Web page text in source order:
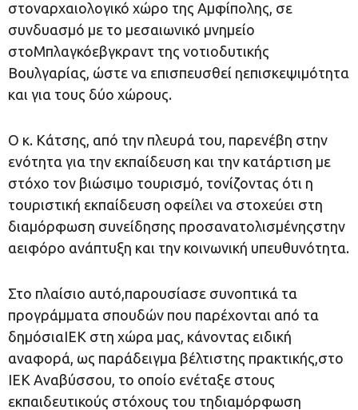
στοναρχαιολογικό χώρο της Αμφίπολης, σε
συνδυασμό με το μεσαιωνικό μνημείο
στοΜπλαγκόεβγκραντ της νοτιοδυτικής
Βουλγαρίας, ώστε να επισπευσθεί ηεπισκεψιμότητα
και για τους δύο χώρους.
Ο κ. Κάτσης, από την πλευρά του, παρενέβη στην
ενότητα για την εκπαίδευση και την κατάρτιση με
στόχο τον βιώσιμο τουρισμό, τονίζοντας ότι η
τουριστική εκπαίδευση οφείλει να στοχεύει στη
διαμόρφωση συνείδησης προσανατολισμένηςστην
αειφόρο ανάπτυξη και την κοινωνική υπευθυνότητα.
Στο πλαίσιο αυτό,παρουσίασε συνοπτικά τα
προγράμματα σπουδών που παρέχονται από τα
δημόσιαΙΕΚ στη χώρα μας, κάνοντας ειδική
αναφορά, ως παράδειγμα βέλτιστης πρακτικής,στο
ΙΕΚ Αναβύσσου, το οποίο ενέταξε στους
εκπαιδευτικούς στόχους του τηδιαμόρφωση